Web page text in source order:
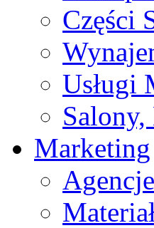
Części
Usługi
Marketing